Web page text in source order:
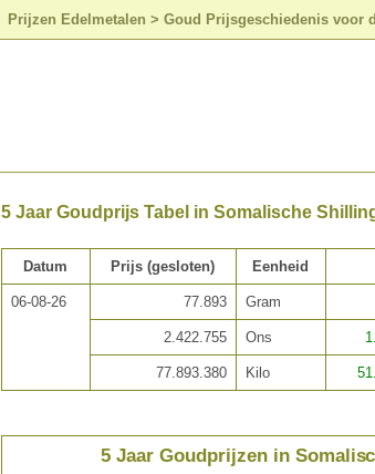
Prijzen Edelmetalen > Goud Prijsgeschiedenis voor
5 Jaar Goudprijs Tabel in Somalische
Datum Prijs (gesloten) Eenheid
06-08-26 77.893 Gram
2.422.755 Ons
77.893.380 Kilo
5 Jaar Goudprijzen in